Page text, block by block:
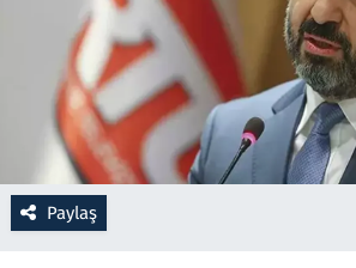
Paylaş
Sağlık
Savunma Sanayi
Seçim 2023
Spor